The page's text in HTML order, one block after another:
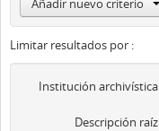
Añadir nuevo criterio
Limitar resultados por :
Institución archivística
Descripción raíz